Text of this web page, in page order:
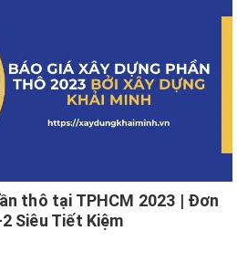
thô tại TPHCM 2023 | Đơn
Siêu Tiết Kiệm